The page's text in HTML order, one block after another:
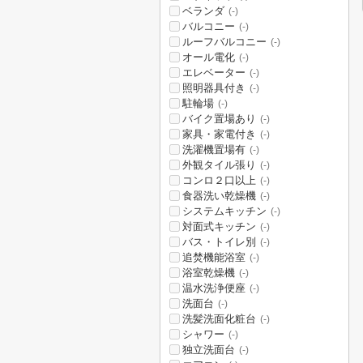
ベランダ (-)
バルコニー (-)
ルーフバルコニー (-)
オール電化 (-)
エレベーター (-)
照明器具付き (-)
駐輪場 (-)
バイク置場あり (-)
家具・家電付き (-)
洗濯機置場有 (-)
外観タイル張り (-)
コンロ２口以上 (-)
食器洗い乾燥機 (-)
システムキッチン (-)
対面式キッチン (-)
バス・トイレ別 (-)
追焚機能浴室 (-)
浴室乾燥機 (-)
温水洗浄便座 (-)
洗面台 (-)
洗髪洗面化粧台 (-)
シャワー (-)
独立洗面台 (-)